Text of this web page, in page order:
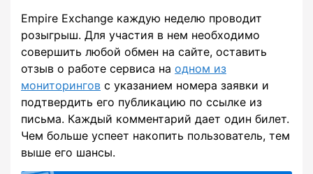
Empire Exchange каждую неделю проводит
розыгрыш. Для участия в нем необходимо
совершить любой обмен на сайте, оставить
отзыв о работе сервиса на одном из
мониторингов с указанием номера заявки и
подтвердить его публикацию по ссылке из
письма. Каждый комментарий дает один билет.
Чем больше успеет накопить пользователь, тем
выше его шансы.